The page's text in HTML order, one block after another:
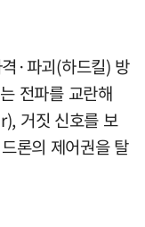
·파괴(하드킬) 방
전파를 교란해
거짓 신호를 보
론의 제어권을 탈